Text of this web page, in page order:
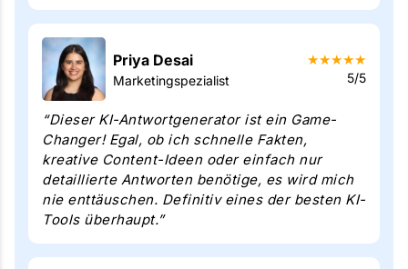
Priya Desai
Marketingspezialist
★★★★★
5/5
“Dieser KI-Antwortgenerator ist ein Game-
Changer! Egal, ob ich schnelle Fakten,
kreative Content-Ideen oder einfach nur
detaillierte Antworten benötige, es wird mich
nie enttäuschen. Definitiv eines der besten KI-
Tools überhaupt.”